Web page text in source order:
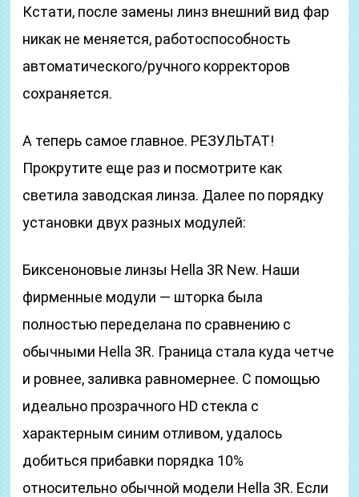
Кстати, после замены линз внешний вид фар
никак не меняется, работоспособность
автоматического/ручного корректоров
сохраняется.
А теперь самое главное. РЕЗУЛЬТАТ!
Прокрутите еще раз и посмотрите как
светила заводская линза. Далее по порядку
установки двух разных модулей:
Биксеноновые линзы Hella 3R New. Наши
фирменные модули — шторка была
полностью переделана по сравнению с
обычными Hella 3R. Граница стала куда четче
и ровнее, заливка равномернее. С помощью
идеально прозрачного HD стекла с
характерным синим отливом, удалось
добиться прибавки порядка 10%
относительно обычной модели Hella 3R. Если